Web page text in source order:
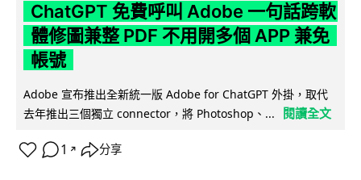
ChatGPT 免費呼叫 Adobe 一句話跨軟
體修圖兼整 PDF 不用開多個 APP 兼免
帳號
Adobe 宣布推出全新統一版 Adobe for ChatGPT 外掛，取代
去年推出三個獨立 connector，將 Photoshop、...
閱讀全文
1 ↗ 分享